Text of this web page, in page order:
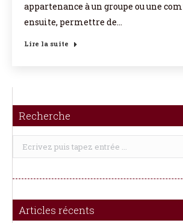
appartenance à un groupe ou une
ensuite, permettre de…
Lire la suite
Recherche
Recherche
Articles récents